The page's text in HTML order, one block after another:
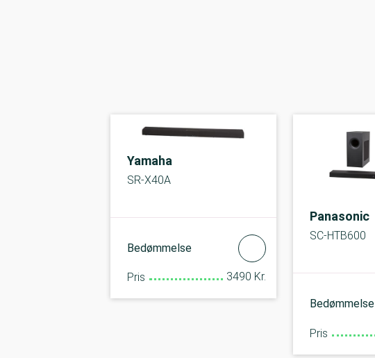
Yamaha
SR-X40A
Bedømmelse
Pris 3490 Kr.
Panasonic
SC-HTB600
Bedømmelse
Pris